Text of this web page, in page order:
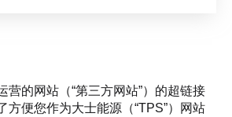
营的网站（“第三方网站”）的超链接
方便您作为大士能源（“TPS”）网站